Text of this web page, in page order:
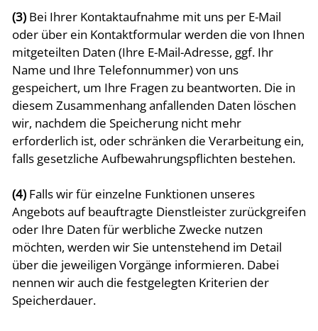
(3) Bei Ihrer Kontaktaufnahme mit uns per E-Mail
oder über ein Kontaktformular werden die von Ihnen
mitgeteilten Daten (Ihre E-Mail-Adresse, ggf. Ihr
Name und Ihre Telefonnummer) von uns
gespeichert, um Ihre Fragen zu beantworten. Die in
diesem Zusammenhang anfallenden Daten löschen
wir, nachdem die Speicherung nicht mehr
erforderlich ist, oder schränken die Verarbeitung ein,
falls gesetzliche Aufbewahrungspflichten bestehen.
(4) Falls wir für einzelne Funktionen unseres
Angebots auf beauftragte Dienstleister zurückgreifen
oder Ihre Daten für werbliche Zwecke nutzen
möchten, werden wir Sie untenstehend im Detail
über die jeweiligen Vorgänge informieren. Dabei
nennen wir auch die festgelegten Kriterien der
Speicherdauer.